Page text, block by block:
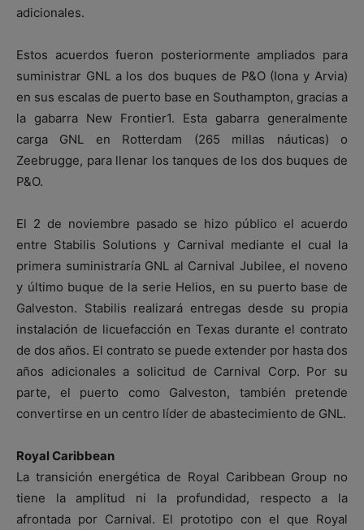
adicionales.
Estos acuerdos fueron posteriormente ampliados para
suministrar GNL a los dos buques de P&O (Iona y Arvia)
en sus escalas de puerto base en Southampton, gracias a
la gabarra New Frontier1. Esta gabarra generalmente
carga GNL en Rotterdam (265 millas náuticas) o
Zeebrugge, para llenar los tanques de los dos buques de
P&O.
El 2 de noviembre pasado se hizo público el acuerdo
entre Stabilis Solutions y Carnival mediante el cual la
primera suministraría GNL al Carnival Jubilee, el noveno
y último buque de la serie Helios, en su puerto base de
Galveston. Stabilis realizará entregas desde su propia
instalación de licuefacción en Texas durante el contrato
de dos años. El contrato se puede extender por hasta dos
años adicionales a solicitud de Carnival Corp. Por su
parte, el puerto como Galveston, también pretende
convertirse en un centro líder de abastecimiento de GNL.
Royal Caribbean
La transición energética de Royal Caribbean Group no
tiene la amplitud ni la profundidad, respecto a la
afrontada por Carnival. El prototipo con el que Royal